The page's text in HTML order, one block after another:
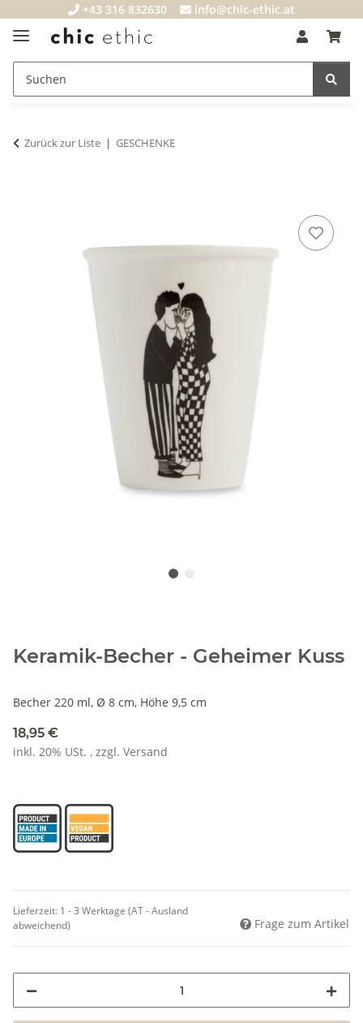
+43 316 832630 info@chic-ethic.at
Zurück zur Liste GESCHENKE
Keramik-Becher - Geheimer Kuss
Becher 220 ml, Ø 8 cm, Höhe 9,5 cm
18,95 €
inkl. 20% USt. , zzgl. Versand
Lieferzeit: 1 - 3 Werktage (AT - Ausland
abweichend)
Frage zum Artikel